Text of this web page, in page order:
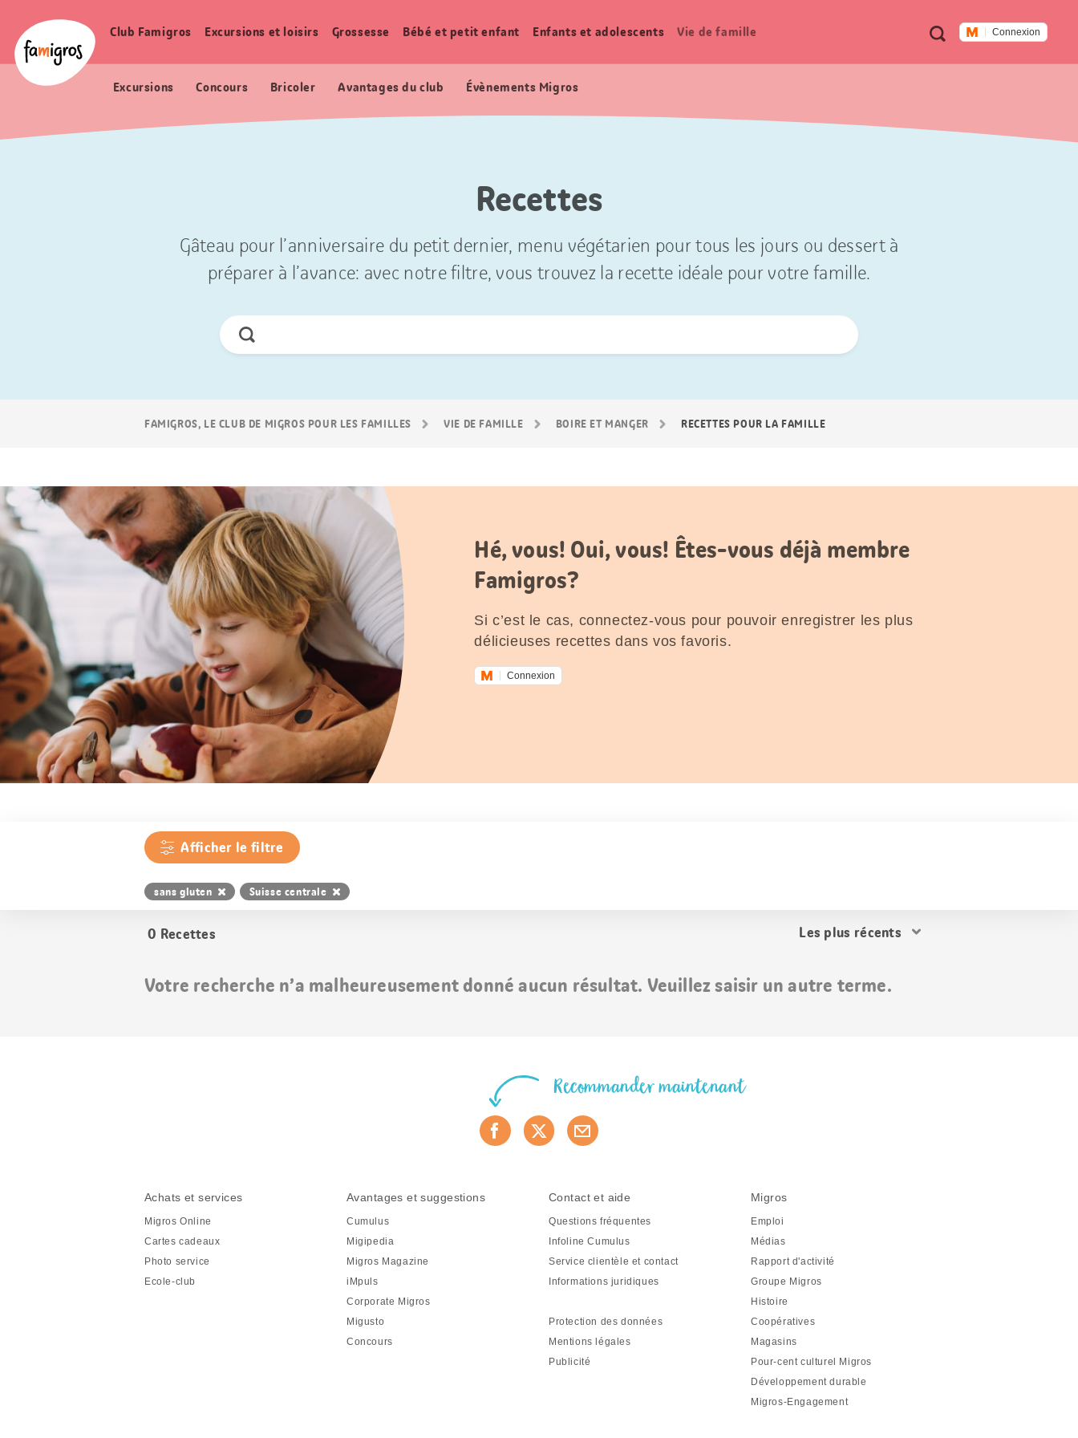
navigation
Logo
Métanavigation
RechercheConnexion
Navigation
Club Famigros Excursions et loisirs Grossesse Bébé et petit enfant Enfants et adolescents Vie de famille
Excursions Concours Bricoler Avantages du club Évènements Migros
Recettes
Gâteau pour l’anniversaire du petit dernier, menu végétarien pour tous les jours ou dessert à
préparer à l’avance: avec notre filtre, vous trouvez la recette idéale pour votre famille.
Chercher
FAMIGROS, LE CLUB DE MIGROS POUR LES FAMILLES VIE DE FAMILLE BOIRE ET MANGER RECETTES POUR LA FAMILLE
Hé, vous! Oui, vous! Êtes-vous déjà membre
Famigros?
Si c’est le cas, connectez-vous pour pouvoir enregistrer les plus
délicieuses recettes dans vos favoris.
Connexion
Afficher le filtre
sans gluten Suisse centrale
0 Recettes
Trier
Votre recherche n’a malheureusement donné aucun résultat. Veuillez saisir un autre terme.
Recommander maintenant
Achats et services
Migros Online
Cartes cadeaux
Photo service
Ecole-club
Avantages et suggestions
Cumulus
Migipedia
Migros Magazine
iMpuls
Corporate Migros
Migusto
Concours
Contact et aide
Questions fréquentes
Infoline Cumulus
Service clientèle et contact
Informations juridiques
Protection des données
Mentions légales
Publicité
Migros
Emploi
Médias
Rapport d'activité
Groupe Migros
Histoire
Coopératives
Magasins
Pour-cent culturel Migros
Développement durable
Migros-Engagement